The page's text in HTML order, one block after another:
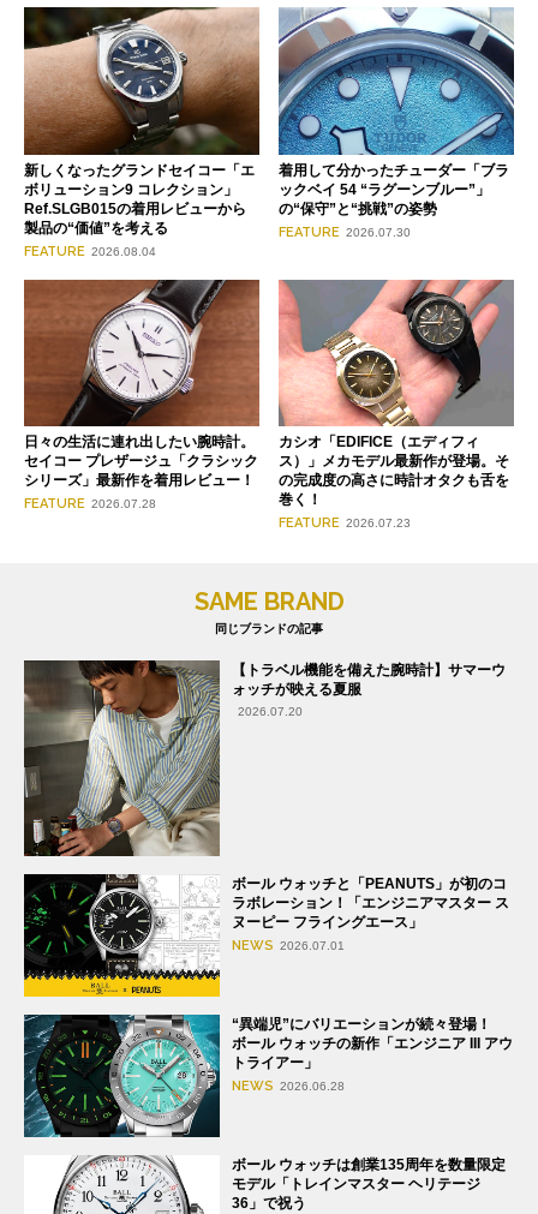
新しくなったグランドセイコー「エ
ボリューション9 コレクション」
Ref.SLGB015の着用レビューから
製品の“価値”を考える
FEATURE 2026.08.04
着用して分かったチューダー「ブラ
ックベイ 54 “ラグーンブルー”」
の“保守”と“挑戦”の姿勢
FEATURE 2026.07.30
日々の生活に連れ出したい腕時計。
セイコー プレザージュ「クラシック
シリーズ」最新作を着用レビュー！
FEATURE 2026.07.28
カシオ「EDIFICE（エディフィ
ス）」メカモデル最新作が登場。そ
の完成度の高さに時計オタクも舌を
巻く！
FEATURE 2026.07.23
SAME BRAND
同じブランドの記事
【トラベル機能を備えた腕時計】サマーウ
ォッチが映える夏服
2026.07.20
ボール ウォッチと「PEANUTS」が初のコ
ラボレーション！「エンジニアマスター ス
ヌーピー フライングエース」
NEWS 2026.07.01
“異端児”にバリエーションが続々登場！
ボール ウォッチの新作「エンジニア III アウ
トライアー」
NEWS 2026.06.28
ボール ウォッチは創業135周年を数量限定
モデル「トレインマスター ヘリテージ
36」で祝う